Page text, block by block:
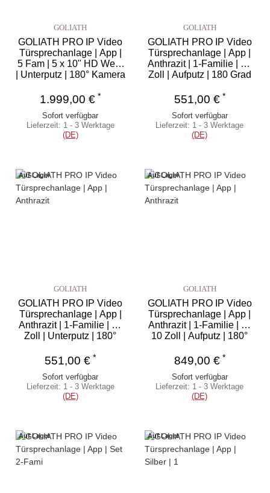
GOLIATH
GOLIATH PRO IP Video
Türsprechanlage | App |
5 Fam | 5 x 10" HD Weiß
| Unterputz | 180° Kamera
1.999,00 € *
Sofort verfügbar
Lieferzeit: 1 - 3 Werktage
(DE)
GOLIATH
GOLIATH PRO IP Video
Türsprechanlage | App |
Anthrazit | 1-Familie | 10
Zoll | Aufputz | 180 Grad
551,00 €*
Sofort verfügbar
Lieferzeit: 1 - 3 Werktage
(DE)
Auf Lager
GOLIATH
GOLIATH PRO IP Video
Türsprechanlage | App |
Anthrazit | 1-Familie | 10
Zoll | Unterputz | 180°
551,00 € *
Sofort verfügbar
Lieferzeit: 1 - 3 Werktage
(DE)
Auf Lager
GOLIATH
GOLIATH PRO IP Video
Türsprechanlage | App |
Anthrazit | 1-Familie | 2x
10 Zoll | Aufputz | 180°
849,00 €*
Sofort verfügbar
Lieferzeit: 1 - 3 Werktage
(DE)
Auf Lager Auf Lager